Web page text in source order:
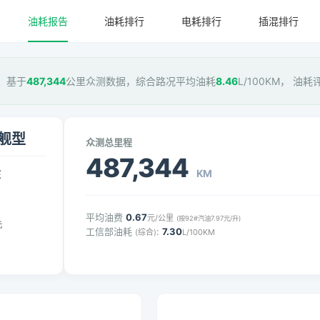
油耗报告 油耗排行 电耗排行 插混排行
基于487,344公里众测数据，综合路况平均油耗8.46L/100KM， 油耗
型 众测总里程
487,344 KM
平均油费 0.67元/公里 (按92#汽油7.97元/升)
工信部油耗 (综合): 7.30L/100KM